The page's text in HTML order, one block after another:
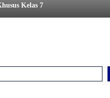
Kelas 7